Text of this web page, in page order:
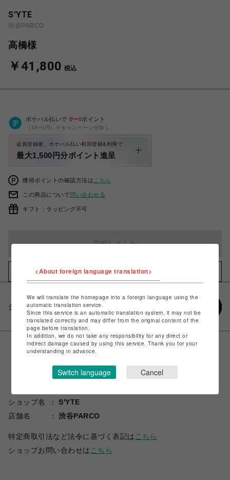
S'YTE
渋谷PARCO
高橋様
￥41,800 税込
ポケパル払いで 0〜0ポイント
（1P=1円）※キャンペーン分除く
会員登録後、ポケパル払い初回登録&利用で
最大1,500円分ポイント進呈
獲得ポイントの確認方法は こちら
この商品について問い合わせる
ギフト：ラッピング不可
完売しました
お気に入りアイテムに追加
シェアする
ショップ名
S'YTE
店舗名
渋谷PARCO
特定商取引法など法令に基づく表記は こちら
ショップお問い合わせは こちら
<About foreign language translation>
We will translate the homepage into a foreign language using the
automatic translation service.
Since this service is an automatic translation system, it may not be
translated correctly and may differ from the original content of the
page before translation.
In addition, we do not take any responsibility for any direct or
indirect damage caused by using this service. Thank you for your
understanding in advance.
Switch language Cancel